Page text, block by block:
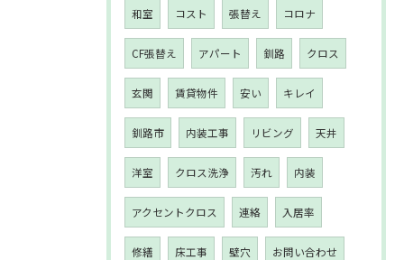
和室 コスト 張替え コロナ
CF張替え アパート 釧路 クロス
玄関 賃貸物件 安い キレイ
釧路市 内装工事 リビング 天井
洋室 クロス洗浄 汚れ 内装
アクセントクロス 連絡 入居率
修繕 床工事 壁穴 お問い合わせ